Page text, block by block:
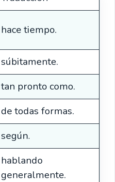
hace tiempo.
súbitamente.
tan pronto como.
de todas formas.
según.
hablando
generalmente.